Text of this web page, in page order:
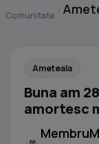
Comunitate
Ameteala
Buna am
amortesc
M